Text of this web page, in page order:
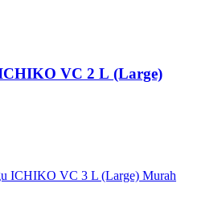
ICHIKO VC 2 L (Large)